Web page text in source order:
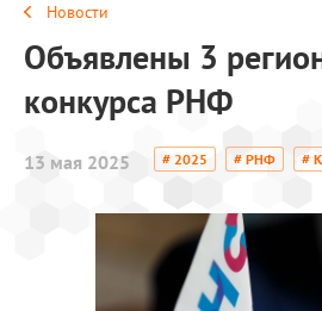
Новости
Объявлены 3
конкурса РНФ
13 мая 2025 # 2025 # РНФ #